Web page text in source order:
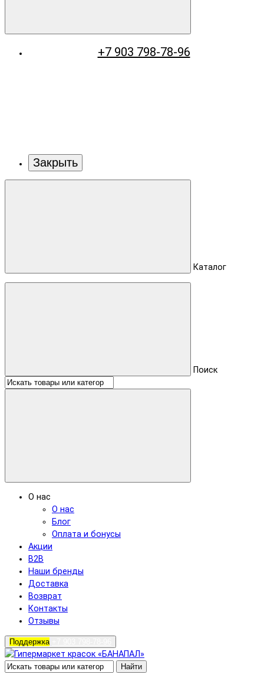
+7 903 798-78-96
Закрыть
Каталог
Поиск
О нас
О нас
Блог
Оплата и бонусы
Акции
B2B
Наши бренды
Доставка
Возврат
Контакты
Отзывы
Поддержка
Найти